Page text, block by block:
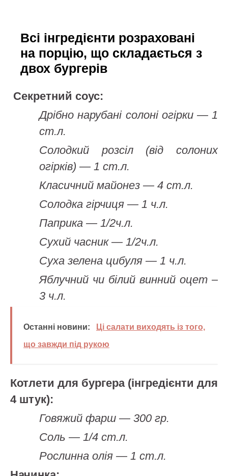
Всі інгредієнти розраховані
на порцію, що складається з
двох бургерів
Секретний соус:
Дрібно нарубані солоні огірки — 1
ст.л.
Солодкий розсіл (від солоних
огірків) — 1 ст.л.
Класичний майонез — 4 ст.л.
Солодка гірчиця — 1 ч.л.
Паприка — 1/2ч.л.
Сухий часник — 1/2ч.л.
Суха зелена цибуля — 1 ч.л.
Яблучний чи білий винний оцет –
3 ч.л.
Останні новини:
Ці салати виходять із того,
що завжди під рукою
Котлети для бургера (інгредієнти для
4 штук):
Говяжий фарш — 300 гр.
Соль — 1/4 ст.л.
Рослинна олія — 1 ст.л.